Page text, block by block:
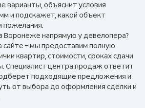
варианты, объяснит условия
и подскажет, какой объект
пожелания.
Воронеже напрямую у девелопера?
сайте – мы предоставим полную
квартир, стоимости, сроках сдачи
Специалист центра продаж ответит
подходящие предложения и
от выбора до оформления сделки и